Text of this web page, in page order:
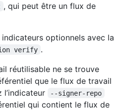
, qui peut être un flux de
optionnels avec la
verify .
réutilisable ne se trouve
que le flux de travail
l’indicateur
--signer-repo
qui contient le flux de